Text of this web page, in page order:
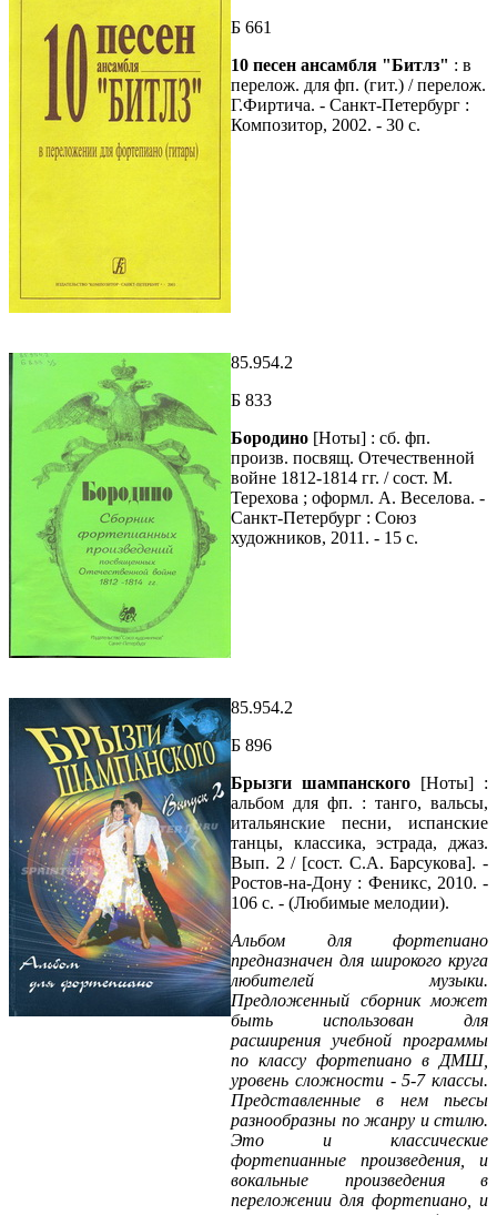
Б 661
10 песен ансамбля "Битлз" : в
перелож. для фп. (гит.) / перелож.
Г.Фиртича. - Санкт-Петербург :
Композитор, 2002. - 30 с.
85.954.2
Б 833
Бородино [Ноты] : сб. фп.
произв. посвящ. Отечественной
войне 1812-1814 гг. / сост. М.
Терехова ; оформл. А. Веселова. -
Санкт-Петербург : Союз
художников, 2011. - 15 с.
85.954.2
Б 896
Брызги шампанского [Ноты] :
альбом для фп. : танго, вальсы,
итальянские песни, испанские
танцы, классика, эстрада, джаз.
Вып. 2 / [сост. С.А. Барсукова]. -
Ростов-на-Дону : Феникс, 2010. -
106 с. - (Любимые мелодии).
Альбом для фортепиано
предназначен для широкого круга
любителей музыки.
Предложенный сборник может
быть использован для
расширения учебной программы
по классу фортепиано в ДМШ,
уровень сложности - 5-7 классы.
Представленные в нем пьесы
разнообразны по жанру и стилю.
Это и классические
фортепианные произведения, и
вокальные произведения в
переложении для фортепиано, и